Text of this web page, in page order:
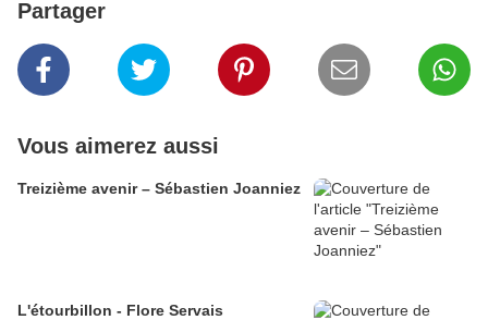
Partager
Vous aimerez aussi
Treizième avenir – Sébastien Joanniez
L'étourbillon - Flore Servais